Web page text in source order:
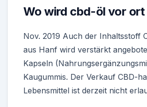
Wo wird cbd-öl vor ort
Nov. 2019 Auch der Inhaltsstoff
aus Hanf wird verstärkt
Kapseln
Kaugummis. Der Verkauf CBD-
Lebensmittel ist derzeit nicht